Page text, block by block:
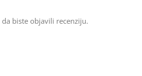
da biste objavili recenziju.